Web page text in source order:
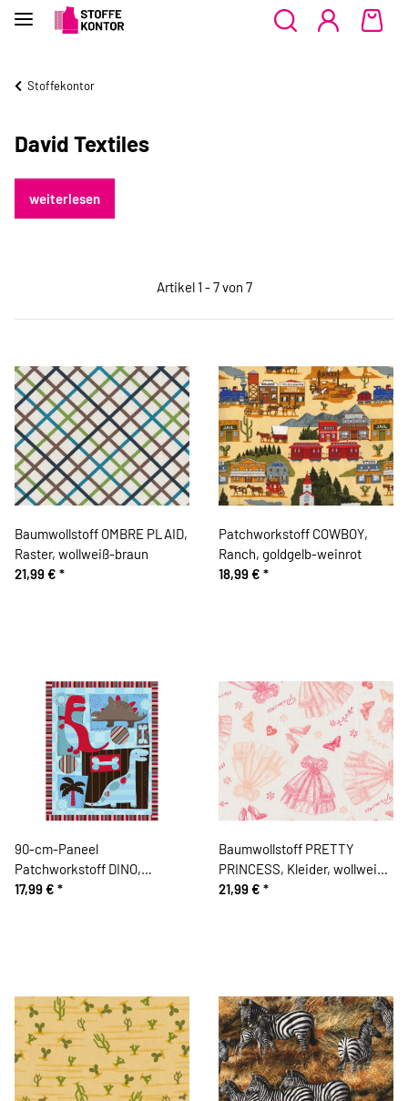
Stoffekontor
David Textiles
weiterlesen
Artikel 1 - 7 von 7
Baumwollstoff OMBRE PLAID,
Raster, wollweiß-braun
21,99 € *
Patchworkstoff COWBOY,
Ranch, goldgelb-weinrot
18,99 € *
90-cm-Paneel
Patchworkstoff DINO,
Dinosaurier, hellblau
17,99 € *
Baumwollstoff PRETTY
PRINCESS, Kleider, wollweiß-
pink
21,99 € *